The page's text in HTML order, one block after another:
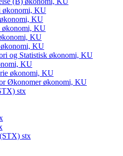
økonomi, KU
økonomi, KU
økonomi, KU
KU
økonomi, KU
og Statistisk økonomi, KU
KU
økonomi, KU
Økonomerøkonomi, KU
stx
stx